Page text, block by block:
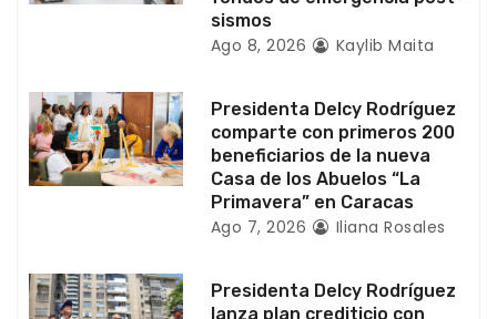
a
d
a
sismos
Ago 8, 2026 Kaylib Maita
Presidenta Delcy Rodríguez
comparte con primeros 200
beneficiarios de la nueva
Casa de los Abuelos “La
Primavera” en Caracas
Ago 7, 2026 Iliana Rosales
Presidenta Delcy Rodríguez
lanza plan crediticio con